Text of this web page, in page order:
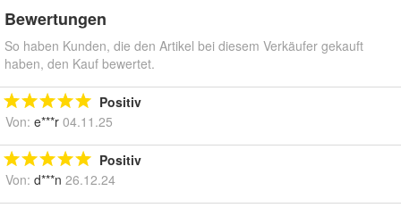
Bewertungen
So haben Kunden, die den Artikel bei diesem Verkäufer gekauft
haben, den Kauf bewertet.
Positiv
Von: e***r 04.11.25
Positiv
Von: d***n 26.12.24